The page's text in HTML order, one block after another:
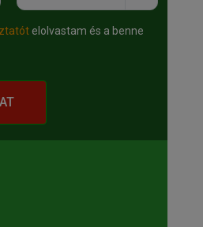
elolvastam és a benne